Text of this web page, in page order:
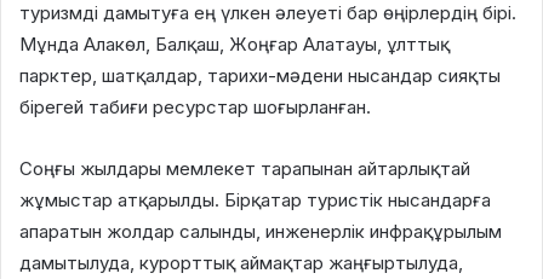
туризмді дамытуға ең үлкен әлеуеті бар өңірлердің бірі.
Мұнда Алакөл, Балқаш, Жоңғар Алатауы, ұлттық
парктер, шатқалдар, тарихи-мәдени нысандар сияқты
бірегей табиғи ресурстар шоғырланған.
Соңғы жылдары мемлекет тарапынан айтарлықтай
жұмыстар атқарылды. Бірқатар туристік нысандарға
апаратын жолдар салынды, инженерлік инфрақұрылым
дамытылуда, курорттық аймақтар жаңғыртылуда,